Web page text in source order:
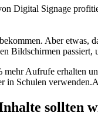
Digital Signage
Aber etwas,
Bildschirmen passiert,
Aufrufe erhalten
in Schulen
sollten